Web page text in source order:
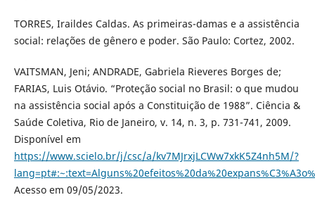
TORRES, Iraildes Caldas. As primeiras-damas e a assistência
social: relações de gênero e poder. São Paulo: Cortez, 2002.
VAITSMAN, Jeni; ANDRADE, Gabriela Rieveres Borges de;
FARIAS, Luis Otávio. “Proteção social no Brasil: o que mudou
na assistência social após a Constituição de 1988”. Ciência &
Saúde Coletiva, Rio de Janeiro, v. 14, n. 3, p. 731-741, 2009.
Disponível em
https://www.scielo.br/j/csc/a/kv7MJrxjLCWw7xkK5Z4nh5M/?
Acesso em 09/05/2023.